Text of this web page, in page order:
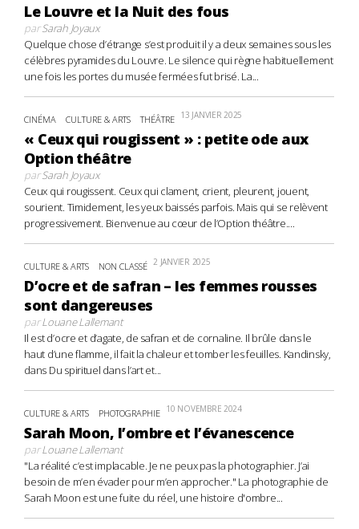
Le Louvre et la Nuit des fous
parSarah Joyaux
Quelque chose d’étrange s’est produit il y a deux semaines sous les
célèbres pyramides du Louvre. Le silence qui règne habituellement
une fois les portes du musée fermées fut brisé. La...
CINÉMA CULTURE & ARTS THÉÂTRE 13 JANVIER 2025
« Ceux qui rougissent » : petite ode aux
Option théâtre
parSarah Joyaux
Ceux qui rougissent. Ceux qui clament, crient, pleurent, jouent,
sourient. Timidement, les yeux baissés parfois. Mais qui se relèvent
progressivement. Bienvenue au cœur de l’Option théâtre....
CULTURE & ARTS NON CLASSÉ 2 JANVIER 2025
D’ocre et de safran – les femmes rousses
sont dangereuses
parLouane Lallemant
Il est d’ocre et d’agate, de safran et de cornaline. Il brûle dans le
haut d’une flamme, il fait la chaleur et tomber les feuilles. Kandinsky,
dans Du spirituel dans l’art et...
CULTURE & ARTS PHOTOGRAPHIE 10 NOVEMBRE 2024
Sarah Moon, l’ombre et l’évanescence
parLouane Lallemant
"La réalité c’est implacable. Je ne peux pas la photographier. J’ai
besoin de m’en évader pour m’en approcher." La photographie de
Sarah Moon est une fuite du réel, une histoire d'ombre...